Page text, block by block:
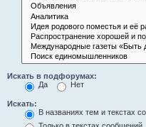
Искать в подфорумах:
Да
Нет
Искать:
В названиях тем и текстах